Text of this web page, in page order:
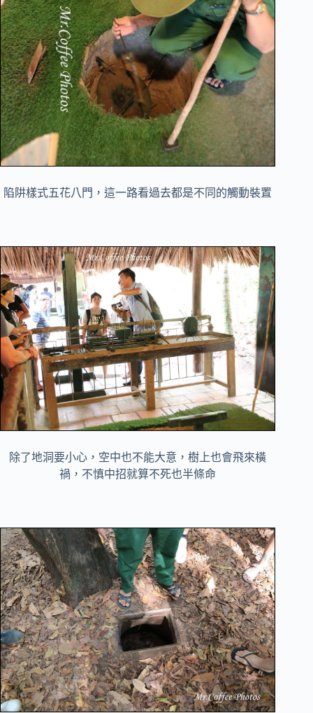
陷阱樣式五花八門，這一路看過去都是不同的觸動裝置
除了地洞要小心，空中也不能大意，樹上也會飛來橫
禍，不慎中招就算不死也半條命